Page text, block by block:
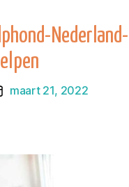
Nederland-
maart 21, 2022